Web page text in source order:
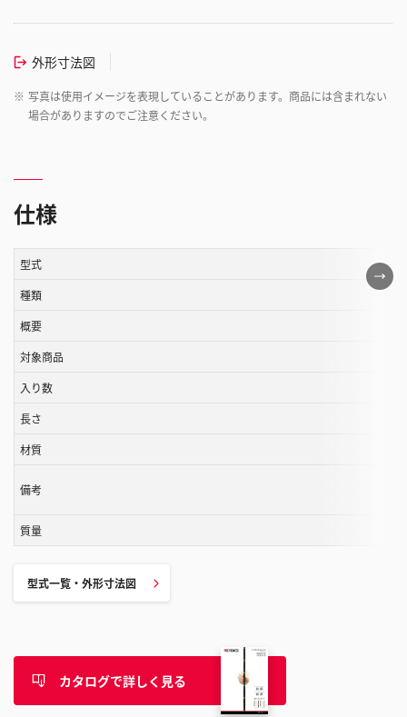
外形寸法図
※ 写真は使用イメージを表現していることがあります。商品には含まれない
場合がありますのでご注意ください。
仕様
こ
の
型式
種類
概要
対象商品
入り数
長さ
材質
備考
質量
型式一覧・外形寸法図
カタログで詳しく見る